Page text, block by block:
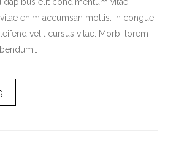
enim accumsan mollis. In congue
velit cursus vitae. Morbi lorem